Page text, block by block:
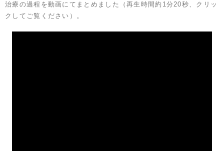
治療の過程を動画にてまとめました（再生時間約1分20秒、クリッ
クしてご覧ください）。